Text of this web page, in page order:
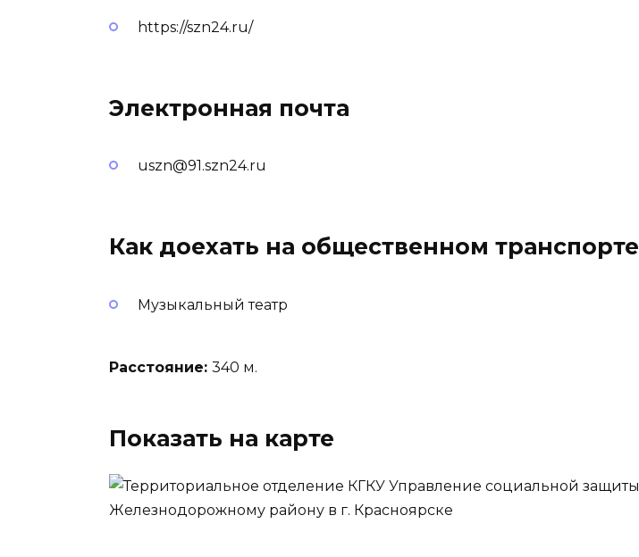
https://szn24.ru/
Электронная почта
uszn@91.szn24.ru
Как доехать на общественном транспорте
Музыкальный театр
Расстояние: 340 м.
Показать на карте